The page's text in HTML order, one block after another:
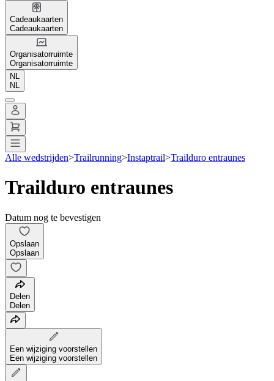
Cadeaukaarten
Cadeaukaarten
Organisatorruimte
Organisatorruimte
NL
NL
Alle wedstrijden>Trailrunning>Instaptrail>Trailduro entraunes
Trailduro entraunes
Datum nog te bevestigen
Opslaan
Opslaan
Delen
Delen
Een wijziging voorstellen
Een wijziging voorstellen